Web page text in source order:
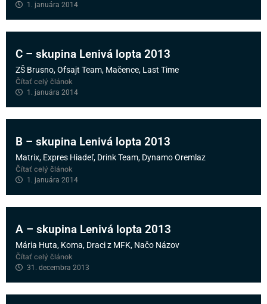
1. januára 2014
C – skupina Lenivá lopta 2013
ZŠ Brusno, Ofsajt Team, Mačence, Last Time
Čítať celý článok
1. januára 2014
B – skupina Lenivá lopta 2013
Matrix, Expres Hiadeľ, Drink Team, Dynamo Oremlaz
Čítať celý článok
1. januára 2014
A – skupina Lenivá lopta 2013
Mária Huta, Koma, Draci z MFK, Načo Názov
Čítať celý článok
31. decembra 2013